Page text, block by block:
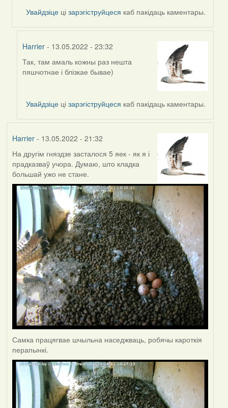
Увайдзіце цізарэгіструйцеся каб пакідаць каментары.
Harrier - 13.05.2022 - 23:32
In
reply
Lighty
Так, там амаль кожны раз нешта
пяшчотнае і блізкае бывае)
Увайдзіце цізарэгіструйцеся каб пакідаць каментары.
Harrier- 13.05.2022 - 21:32
На другім гняздзе засталося 5 яек - як я і
прадказваў учора. Думаю, што кладка
большай ужо не стане.
Самка працягвае шчыльна наседжваць, робячы кароткія
перапынкі.